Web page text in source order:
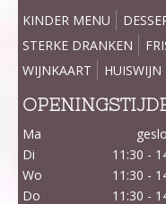
KINDER MENU
STERKE DRANKEN
WIJNKAART
HUISWIJN
Ma
Di
11:30 -
Wo
11:30 -
Do
11:30 -